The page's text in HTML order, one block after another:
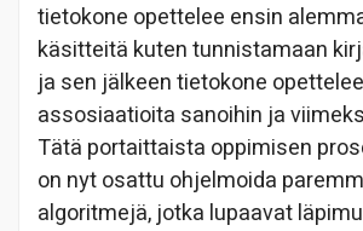
tietokone opettelee ensin
käsitteitä kuten tunnistamaan
ja sen jälkeen tietokone
assosiaatioita sanoihin ja
Tätä portaittaista oppimisen
on nyt osattu ohjelmoida
algoritmejä, jotka lupaavat